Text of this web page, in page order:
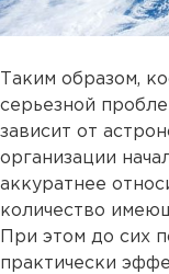
Таким образом,
серьезной
зависит от
организации
аккуратнее
количество
При этом до сих
практически